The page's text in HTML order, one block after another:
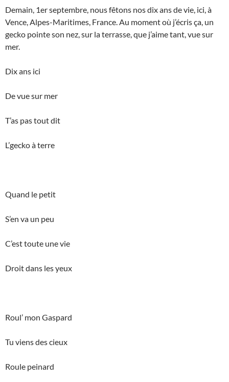
Demain, 1er septembre, nous fêtons nos dix ans de vie, ici, à
Vence, Alpes-Maritimes, France. Au moment où j’écris ça, un
gecko pointe son nez, sur la terrasse, que j’aime tant, vue sur
mer.
Dix ans ici
De vue sur mer
T’as pas tout dit
L’gecko à terre
Quand le petit
S’en va un peu
C’est toute une vie
Droit dans les yeux
Roul’ mon Gaspard
Tu viens des cieux
Roule peinard